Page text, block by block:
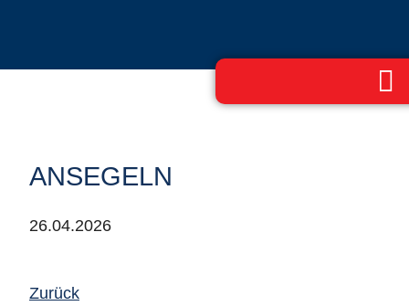
ANSEGELN
26.04.2026
Zurück